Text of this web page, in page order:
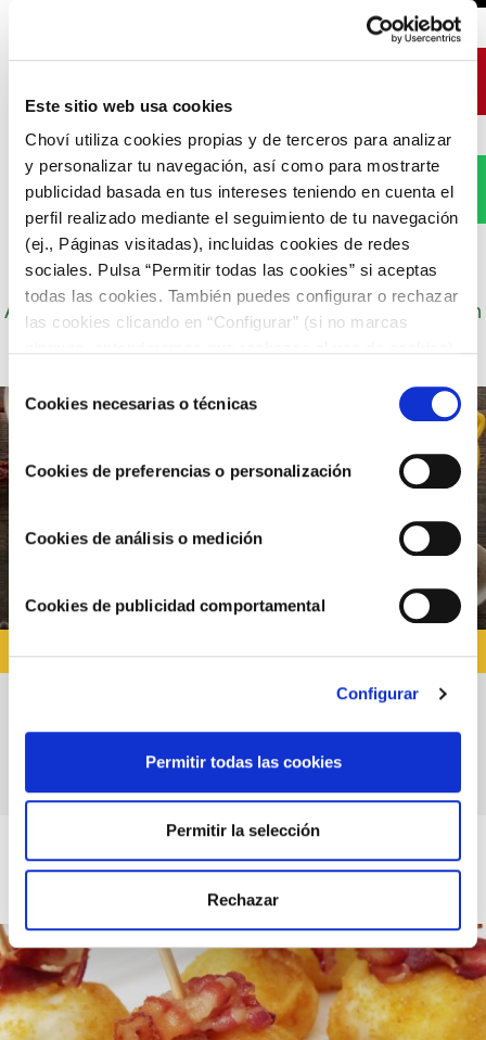
Este sitio web usa cookies
Choví utiliza cookies propias y de terceros para analizar
y personalizar tu navegación, así como para mostrarte
publicidad basada en tus intereses teniendo en cuenta el
perfil realizado mediante el seguimiento de tu navegación
(ej., Páginas visitadas), incluidas cookies de redes
sociales. Pulsa “Permitir todas las cookies” si aceptas
todas las cookies. También puedes configurar o rechazar
las cookies clicando en “Configurar” (si no marcas
COOKIES.
de
consentimiento
Cookies necesarias o técnicas
Cookies de preferencias o personalización
Cookies de análisis o medición
Cookies de publicidad comportamental
Configurar
Permitir todas las cookies
Permitir la selección
Rechazar
WhatsApp
Autor: Cocineros de Choví, expertos en recetas con
salsas para el disfrute.
RECETAS CON ALIOLI
Bacalao con Allioli Choví y parmentier de
tomates secos